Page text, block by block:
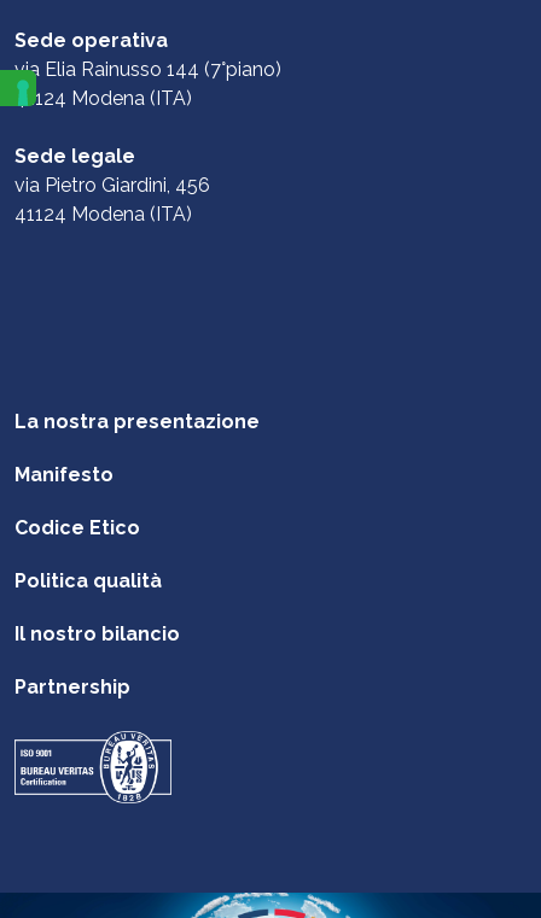
Sede operativa
via Elia Rainusso 144 (7°piano)
41124 Modena (ITA)
Sede legale
via Pietro Giardini, 456
41124 Modena (ITA)
La nostra presentazione
Manifesto
Codice Etico
Politica qualità
Il nostro bilancio
Partnership